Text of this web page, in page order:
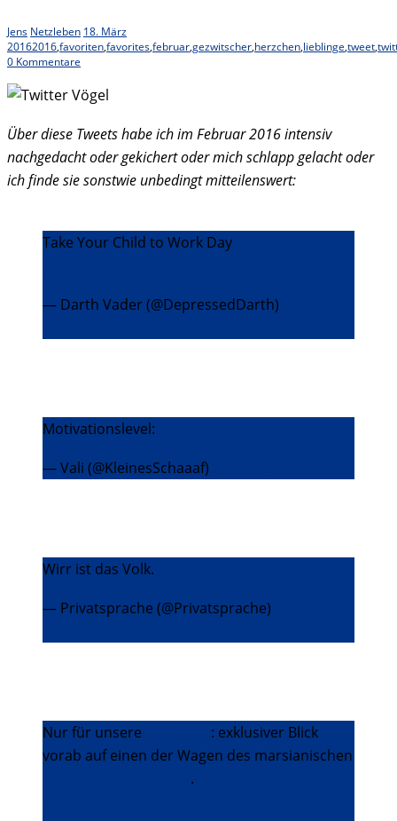
Jens Netzleben 18. März
20162016,favoriten,favorites,februar,gezwitscher,herzchen,lieblinge,tweet,
0 Kommentare
Über diese Tweets habe ich im Februar 2016 intensiv
nachgedacht oder gekichert oder mich schlapp gelacht oder
ich finde sie sonstwie unbedingt mitteilenswert:
Take Your Child to Work Day
— Darth Vader (@DepressedDarth)
Motivationslevel:
— Vali (@KleinesSchaaaf)
Wirr ist das Volk.
— Privatsprache (@Privatsprache)
Nur für unsere
: exklusiver Blick
vorab auf einen der Wagen des marsianischen
.